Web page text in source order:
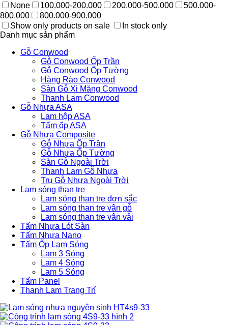
None
100.000-200.000 200.000-500.000
500.000-
800.000
800.000-900.000
Show only products on sale
In stock only
Danh mục sản phẩm
Gỗ Conwood
Gỗ Conwood Ốp Trần
Gỗ Conwood Ốp Tường
Hàng Rào Conwood
Sàn Gỗ Xi Măng Conwood
Thanh Lam Conwood
Gỗ Nhựa ASA
Lam hộp ASA
Tấm ốp ASA
Gỗ Nhựa Composite
Gỗ Nhựa Ốp Trần
Gỗ Nhựa Ốp Tường
Sàn Gỗ Ngoài Trời
Thanh Lam Gỗ Nhựa
Trụ Gỗ Nhựa Ngoài Trời
Lam sóng than tre
Lam sóng than tre đơn sắc
Lam sóng than tre vân gỗ
Lam sóng than tre vân vải
Tấm Nhựa Lót Sàn
Tấm Nhựa Nano
Tấm Ốp Lam Sóng
Lam 3 Sóng
Lam 4 Sóng
Lam 5 Sóng
Tấm Panel
Thanh Lam Trang Trí